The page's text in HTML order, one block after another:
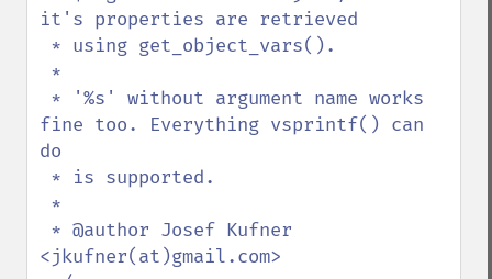
it's properties are retrieved
fine too. Everything vsprintf() can
do
<jkufner(at)gmail.com>